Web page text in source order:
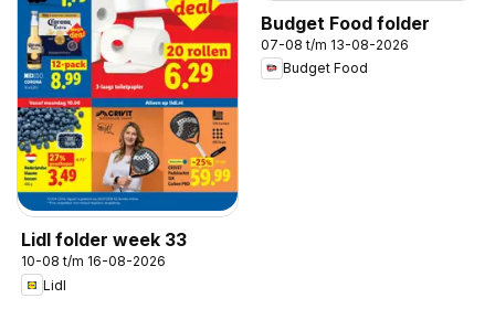
Lidl folder week 33
10-08 t/m 16-08-2026
Lidl
Budget Food folder
07-08 t/m 13-08-2026
Budget Food